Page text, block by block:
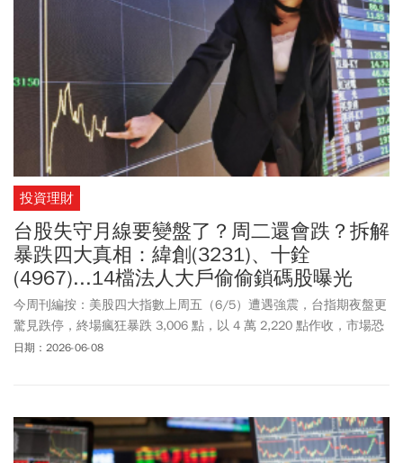
投資理財
台股失守月線要變盤了？周二還會跌？拆解
暴跌四大真相：緯創(3231)、十銓
(4967)...14檔法人大戶偷偷鎖碼股曝光
今周刊編按：美股四大指數上周五（6/5）遭遇強震，台指期夜盤更
驚見跌停，終場瘋狂暴跌 3,006 點，以 4 萬 2,220 點作收，市場恐
慌情緒在周末急速飆升，讓台股周一（6/8）一開盤就面臨極其嚴酷
額。面對這波非理性殺盤，投資人該跟著恐慌砍倉，還是冷靜尋找
被錯殺的績優股？14 檔法人與大戶在震盪中默默鎖碼的強勢股一次
日期：2026-06-08